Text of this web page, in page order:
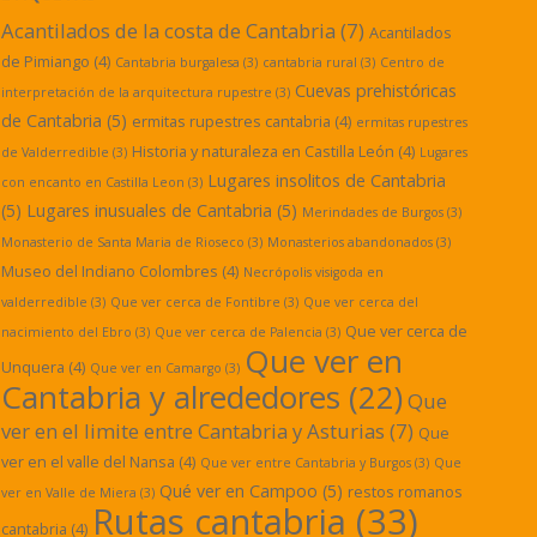
Acantilados de la costa de Cantabria (7) Acantilados
de Pimiango (4) Cantabria burgalesa (3) cantabria rural (3) Centro de
interpretación de la arquitectura rupestre (3) Cuevas prehistóricas
de Cantabria (5) ermitas rupestres cantabria (4) ermitas rupestres
de Valderredible (3) Historia y naturaleza en Castilla León (4) Lugares
con encanto en Castilla Leon (3) Lugares insolitos de Cantabria
(5) Lugares inusuales de Cantabria (5) Merindades de Burgos (3)
Monasterio de Santa Maria de Rioseco (3) Monasterios abandonados (3)
Museo del Indiano Colombres (4) Necrópolis visigoda en
valderredible (3) Que ver cerca de Fontibre (3) Que ver cerca del
nacimiento del Ebro (3) Que ver cerca de Palencia (3) Que ver cerca de
Unquera (4) Que ver en Camargo (3) Que ver en
Cantabria y alrededores (22) Que
ver en el limite entre Cantabria y Asturias (7) Que
ver en el valle del Nansa (4) Que ver entre Cantabria y Burgos (3) Que
ver en Valle de Miera (3) Qué ver en Campoo (5) restos romanos
cantabria (4) Rutas cantabria (33)